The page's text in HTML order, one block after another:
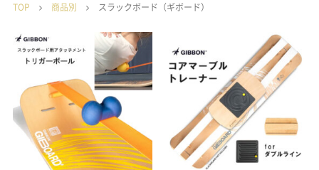
TOP 商品別 スラックボード（ギボード）